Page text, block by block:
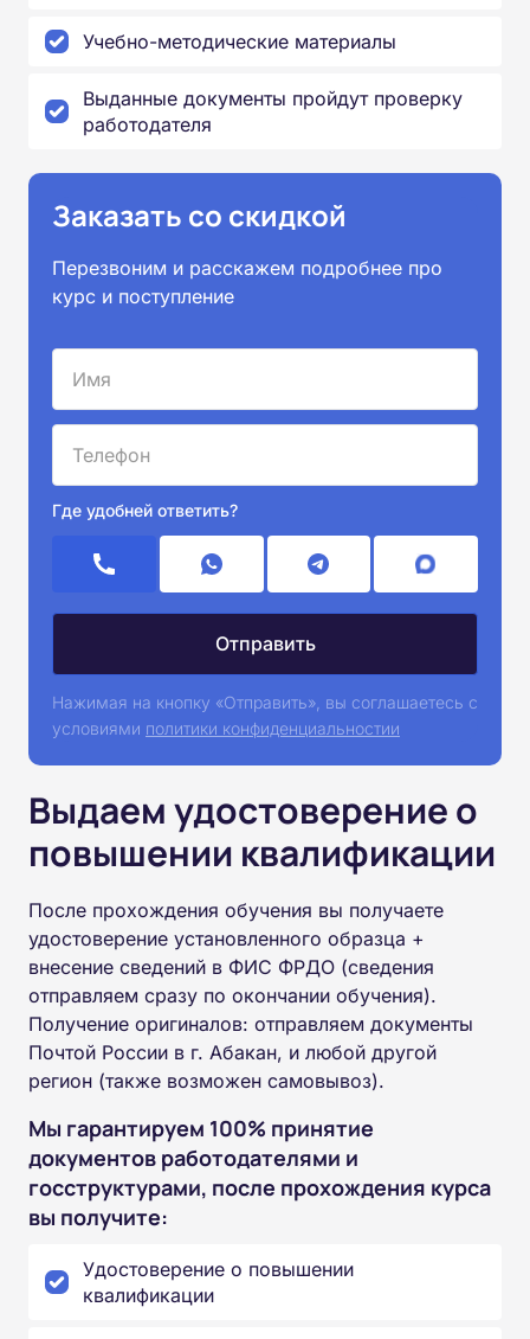
Учебно-методические материалы
Выданные документы пройдут проверку
работодателя
Заказать со скидкой
Перезвоним и расскажем подробнее про
курс и поступление
Где удобней ответить?
Нажимая на кнопку «Отправить», вы соглашаетесь с
условиями политики конфиденциальностии
Выдаем удостоверение о
повышении квалификации
После прохождения обучения вы получаете
удостоверение установленного образца +
внесение сведений в ФИС ФРДО (сведения
отправляем сразу по окончании обучения).
Получение оригиналов: отправляем документы
Почтой России в г. Абакан, и любой другой
регион (также возможен самовывоз).
Мы гарантируем 100% принятие
документов работодателями и
госструктурами, после прохождения курса
вы получите:
Удостоверение о повышении
квалификации